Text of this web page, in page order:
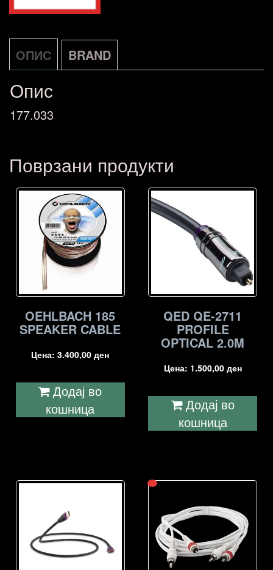
ОПИС BRAND
Опис
177.033
Поврзани продукти
OEHLBACH 185
SPEAKER CABLE
Цена:3.400,00ден
Додај во
кошница
QED QE-2711
PROFILE
OPTICAL 2.0M
Цена: 1.500,00 ден
Додај во
кошница